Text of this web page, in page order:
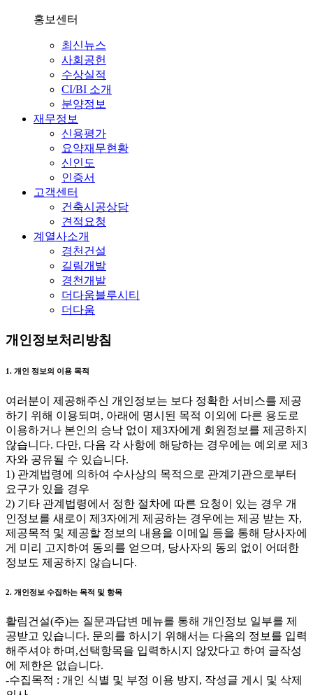
홍보센터
최신뉴스
사회공헌
수상실적
CI/BI 소개
분양정보
재무정보
신용평가
요약재무현황
신인도
인증서
고객센터
건축시공상담
견적요청
계열사소개
경천건설
길림개발
경천개발
더다움블루시티
더다움
개인정보처리방침
1. 개인 정보의 이용 목적
여러분이 제공해주신 개인정보는 보다 정확한 서비스를 제공
하기 위해 이용되며, 아래에 명시된 목적 이외에 다른 용도로
이용하거나 본인의 승낙 없이 제3자에게 회원정보를 제공하지
않습니다. 다만, 다음 각 사항에 해당하는 경우에는 예외로 제3
자와 공유될 수 있습니다.
1) 관계법령에 의하여 수사상의 목적으로 관계기관으로부터
요구가 있을 경우
2) 기타 관계법령에서 정한 절차에 따른 요청이 있는 경우 개
인정보를 새로이 제3자에게 제공하는 경우에는 제공 받는 자,
제공목적 및 제공할 정보의 내용을 이메일 등을 통해 당사자에
게 미리 고지하여 동의를 얻으며, 당사자의 동의 없이 어떠한
정보도 제공하지 않습니다.
2. 개인정보 수집하는 목적 및 항목
활림건설(주)는 질문과답변 메뉴를 통해 개인정보 일부를 제
공받고 있습니다. 문의를 하시기 위해서는 다음의 정보를 입력
해주셔야 하며,선택항목을 입력하시지 않았다고 하여 글작성
에 제한은 없습니다.
-수집목적 : 개인 식별 및 부정 이용 방지, 작성글 게시 및 삭제